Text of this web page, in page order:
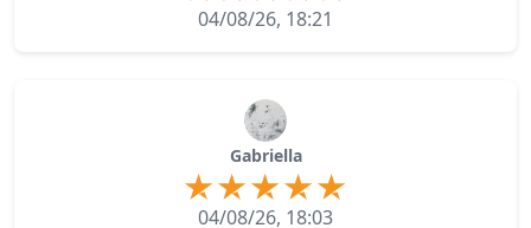
04/08/26, 18:21
Gabriella
04/08/26, 18:03